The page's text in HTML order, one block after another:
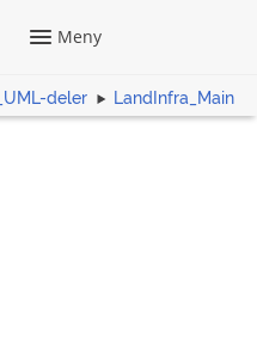
deler LandInfra_Main